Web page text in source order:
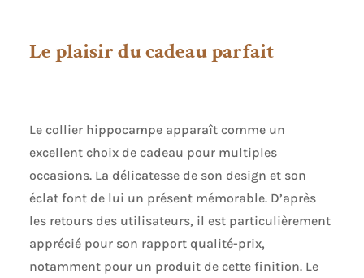
Le plaisir du cadeau parfait
Le collier hippocampe apparaît comme un
excellent choix de cadeau pour multiples
occasions. La délicatesse de son design et son
éclat font de lui un présent mémorable. D’après
les retours des utilisateurs, il est particulièrement
apprécié pour son rapport qualité-prix,
notamment pour un produit de cette finition. Le